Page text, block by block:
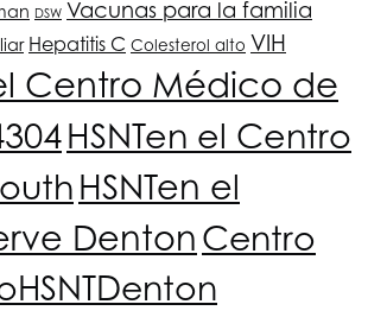
DSW Vacunas para la familia
Hepatitis C Colesterol alto VIH
Centro Médico de
HSNTen el Centro
HSNTen el
Denton Centro
HSNTDenton